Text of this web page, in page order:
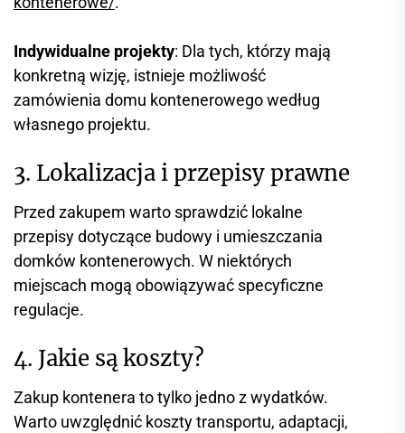
Indywidualne projekty: Dla tych, którzy mają
konkretną wizję, istnieje możliwość
zamówienia domu kontenerowego według
własnego projektu.
3. Lokalizacja i przepisy prawne
Przed zakupem warto sprawdzić lokalne
przepisy dotyczące budowy i umieszczania
domków kontenerowych. W niektórych
miejscach mogą obowiązywać specyficzne
regulacje.
4. Jakie są koszty?
Zakup kontenera to tylko jedno z wydatków.
Warto uwzględnić koszty transportu, adaptacji,